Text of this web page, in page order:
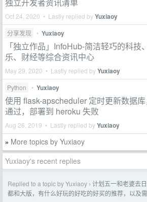
Oct 24, 2020 • Lastly replied byYuxiaoy
分享发现 • Yuxiaoy
「独立作品」InfoHub-简洁轻巧的科技
乐、财经等综合资讯中心
May 29, 2020 • Lastly replied byYuxiaoy
Python • Yuxiaoy
使用 flask-apscheduler 定时更新数据
通过，部署到 heroku 失败
Aug 26, 2019 • Lastly replied byYuxiaoy
» More topics by Yuxiaoy
Yuxiaoy's recent replies
Replied to a topic by Yuxiaoy › 计划五一和老婆去
都和大版，有什么好玩的好吃的好买的推荐，以及